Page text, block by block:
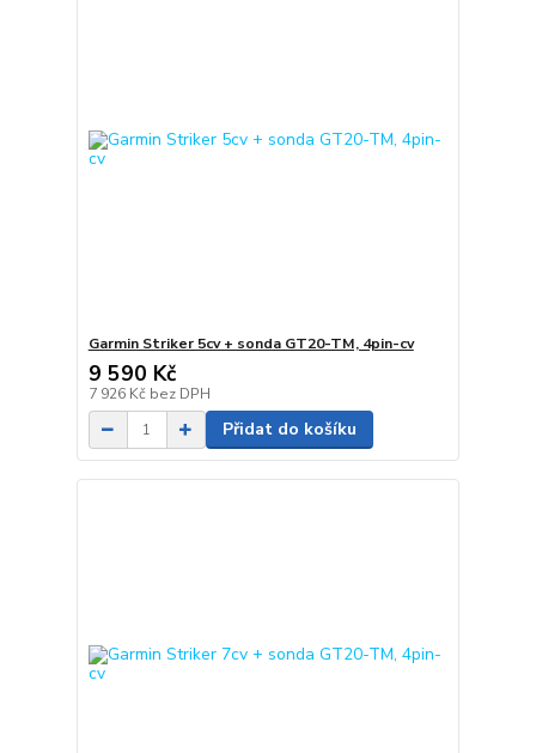
Garmin Striker 5cv + sonda GT20-TM, 4pin-cv
9 590 Kč
7 926 Kč bez DPH
Přidat do košíku